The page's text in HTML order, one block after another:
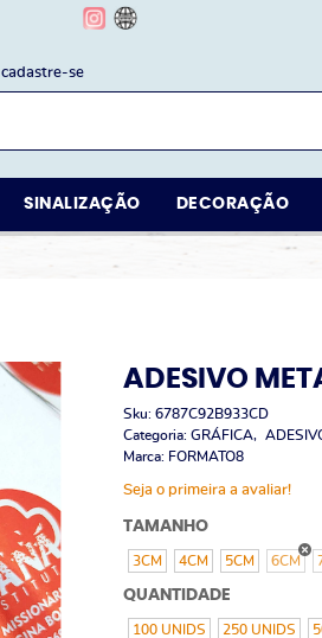
cadastre-se
SINALIZAÇÃO DECORAÇÃO
ADESIVO
Sku: 6787C92B933CD
Categoria: GRÁFICA
Marca: FORMATO8
Seja o primeira a avaliar!
TAMANHO
3CM 4CM 5CM 6CM
QUANTIDADE
100 UNIDS 250 UNIDS